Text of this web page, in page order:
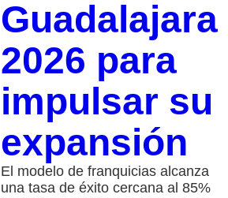
Guadalajara
2026 para
impulsar su
expansión
El modelo de franquicias alcanza
una tasa de éxito cercana al 85%